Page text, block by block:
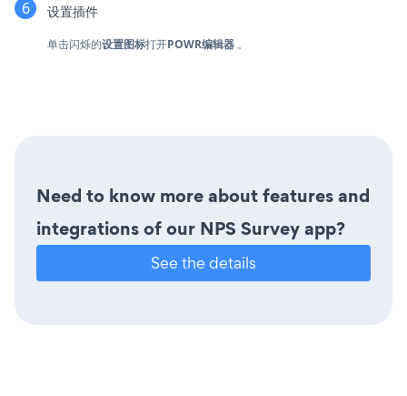
设置插件
单击闪烁的设置图标打开POWR编辑器 。
Need to know more about features and
integrations of our NPS Survey app?
See the details